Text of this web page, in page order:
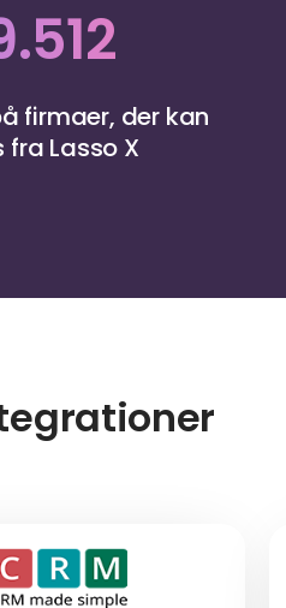
firmaer, der kan
fra Lasso X